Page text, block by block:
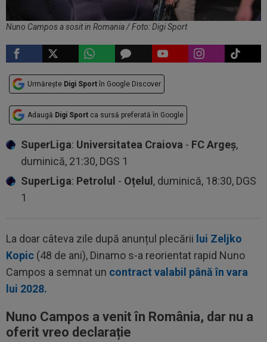
Nuno Campos a sosit in Romania / Foto: Digi Sport
Urmărește Digi Sport în Google Discover
Adaugă Digi Sport ca sursă preferată în Google
SuperLiga: Universitatea Craiova - FC Argeș,
duminică, 21:30, DGS 1
SuperLiga: Petrolul - Oțelul, duminică, 18:30, DGS
1
La doar câteva zile după anunțul plecării lui Zeljko
Kopic (48 de ani), Dinamo s-a reorientat rapid Nuno
Campos a semnat un contract valabil până în vara
lui 2028.
Nuno Campos a venit în România, dar nu a
oferit vreo declarație